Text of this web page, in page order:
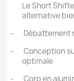
Le Short
alternative
-
Débattement
-
Conception
optimale
-
Corp en